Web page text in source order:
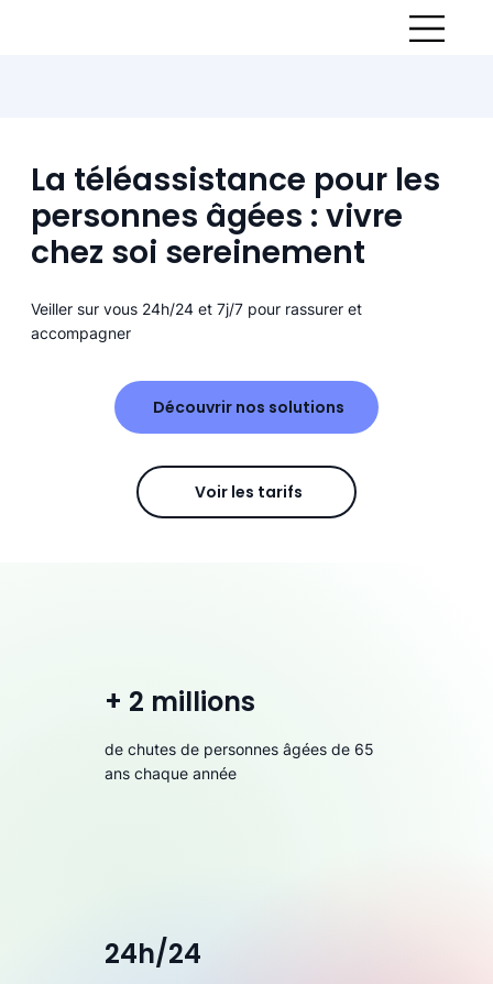
La téléassistance pour les
personnes âgées : vivre
chez soi sereinement
Veiller sur vous 24h/24 et 7j/7 pour rassurer et
accompagner
Découvrir nos solutions
Voir les tarifs
+ 2 millions
de chutes de personnes âgées de 65
ans chaque année
24h/24